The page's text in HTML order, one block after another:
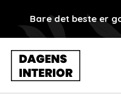
Bare det beste er